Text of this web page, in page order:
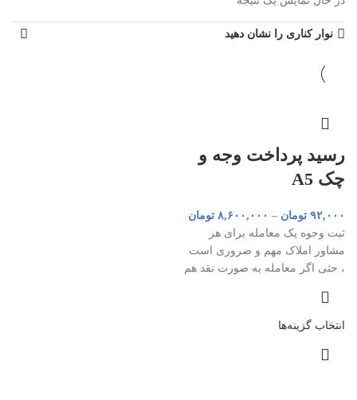
نوار کناری را نشان دهید
رسید پرداخت وجه و
چک A5
۹۲,۰۰۰ تومان – ۸,۶۰۰,۰۰۰ تومان
ثبت وجوه یک معامله برای هر
مشاور املاک مهم و ضروری است
، حتی اگر معامله به صورت نقد هم
انتخاب گزینه‌ها